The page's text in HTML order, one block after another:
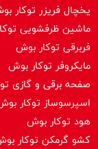
یخچال فریزر توکار
ماشین ظرفشویی
فربرقی توکار بوش
مایکروفر توکار بوش
صفحه برقی و گازی
اسپرسوساز توكار
هود توکار بوش
کشو گرمکن توکار